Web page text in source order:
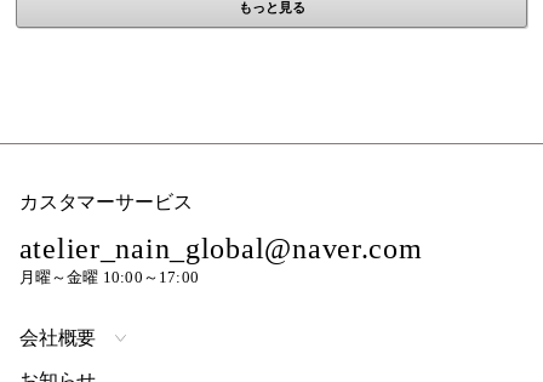
もっと見る
カスタマーサービス
atelier_nain_global@naver.com
月曜～金曜 10:00～17:00
会社概要